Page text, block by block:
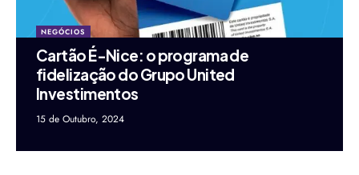
NEGÓCIOS
Cartão É-Nice: o programa de
fidelização do Grupo United
Investimentos
15 de Outubro, 2024